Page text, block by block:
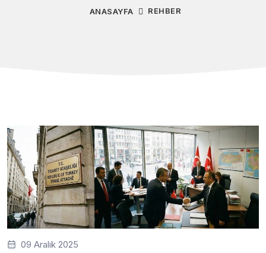
ANASAYFA REHBER
09 Aralık 2025